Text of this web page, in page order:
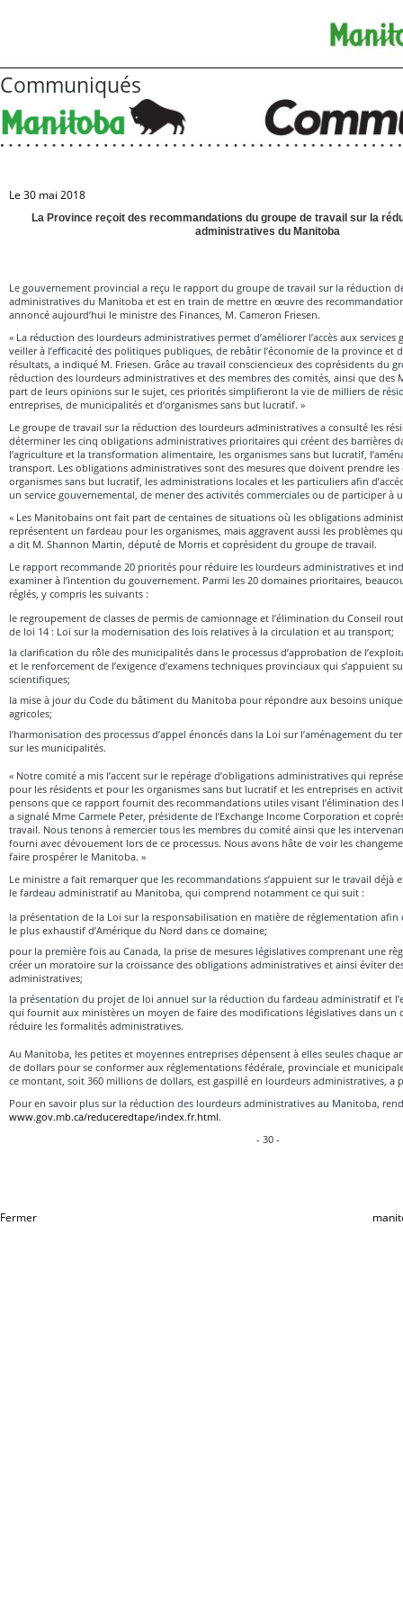
Communiqués
Le 30 mai 2018
La Province reçoit des recommandations du groupe de travail sur la
administratives du Manitoba
Le gouvernement provincial a reçu le rapport du groupe de travail sur la réduction
administratives du Manitoba et est en train de mettre en œuvre des
annoncé aujourd’hui le ministre des Finances, M. Cameron Friesen.
« La réduction des lourdeurs administratives permet d’améliorer l’accès aux
veiller à l’efficacité des politiques publiques, de rebâtir l’économie de la province et
résultats, a indiqué M. Friesen. Grâce au travail consciencieux des coprésidents du
réduction des lourdeurs administratives et des membres des comités, ainsi que
part de leurs opinions sur le sujet, ces priorités simplifieront la vie de milliers de
entreprises, de municipalités et d’organismes sans but lucratif. »
Le groupe de travail sur la réduction des lourdeurs administratives a consulté les
déterminer les cinq obligations administratives prioritaires qui créent des barrières
l’agriculture et la transformation alimentaire, les organismes sans but lucratif,
transport. Les obligations administratives sont des mesures que doivent prendre les
organismes sans but lucratif, les administrations locales et les particuliers afin
un service gouvernemental, de mener des activités commerciales ou de participer à
« Les Manitobains ont fait part de centaines de situations où les obligations
représentent un fardeau pour les organismes, mais aggravent aussi les problèmes
a dit M. Shannon Martin, député de Morris et coprésident du groupe de travail.
Le rapport recommande 20 priorités pour réduire les lourdeurs administratives et
examiner à l’intention du gouvernement. Parmi les 20 domaines prioritaires,
réglés, y compris les suivants :
le regroupement de classes de permis de camionnage et l’élimination du Conseil
de loi 14 : Loi sur la modernisation des lois relatives à la circulation et au transport;
la clarification du rôle des municipalités dans le processus d’approbation de
et le renforcement de l’exigence d’examens techniques provinciaux qui s’appuient
scientifiques;
la mise à jour du Code du bâtiment du Manitoba pour répondre aux besoins
agricoles;
l’harmonisation des processus d’appel énoncés dans la Loi sur l’aménagement du
sur les municipalités.
« Notre comité a mis l’accent sur le repérage d’obligations administratives qui
pour les résidents et pour les organismes sans but lucratif et les entreprises en
pensons que ce rapport fournit des recommandations utiles visant l’élimination
a signalé Mme Carmele Peter, présidente de l’Exchange Income Corporation et
travail. Nous tenons à remercier tous les membres du comité ainsi que les
fourni avec dévouement lors de ce processus. Nous avons hâte de voir les
faire prospérer le Manitoba. »
Le ministre a fait remarquer que les recommandations s’appuient sur le travail déjà
le fardeau administratif au Manitoba, qui comprend notamment ce qui suit :
la présentation de la Loi sur la responsabilisation en matière de réglementation afin
le plus exhaustif d’Amérique du Nord dans ce domaine;
pour la première fois au Canada, la prise de mesures législatives comprenant une
créer un moratoire sur la croissance des obligations administratives et ainsi éviter
administratives;
la présentation du projet de loi annuel sur la réduction du fardeau administratif et
qui fournit aux ministères un moyen de faire des modifications législatives dans un
réduire les formalités administratives.
Au Manitoba, les petites et moyennes entreprises dépensent à elles seules chaque
de dollars pour se conformer aux réglementations fédérale, provinciale et
ce montant, soit 360 millions de dollars, est gaspillé en lourdeurs administratives, a
Pour en savoir plus sur la réduction des lourdeurs administratives au Manitoba,
www.gov.mb.ca/reduceredtape/index.fr.html.
- 30 -
Fermer